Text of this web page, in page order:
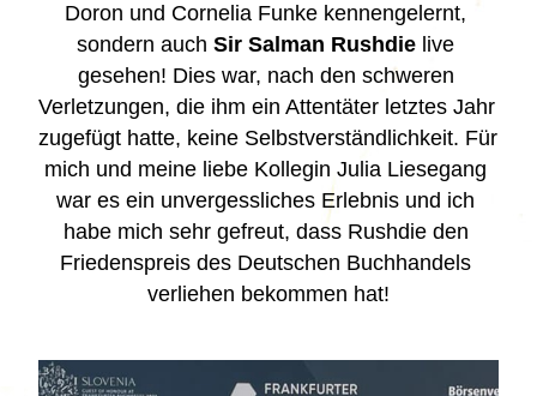
Doron und Cornelia Funke kennengelernt,
sondern auch Sir Salman Rushdie live
gesehen! Dies war, nach den schweren
Verletzungen, die ihm ein Attentäter letztes Jahr
zugefügt hatte, keine Selbstverständlichkeit. Für
mich und meine liebe Kollegin Julia Liesegang
war es ein unvergessliches Erlebnis und ich
habe mich sehr gefreut, dass Rushdie den
Friedenspreis des Deutschen Buchhandels
verliehen bekommen hat!